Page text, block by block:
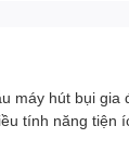
máy hút bụi
tính năng